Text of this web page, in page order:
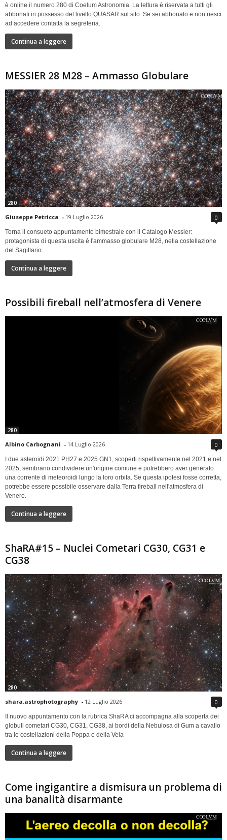
è online il numero 280 di Coelum Astronomia. La lettura è riservata a tutti gli
abbonati in possesso del livello QUASAR sul sito. Se sei abbonato e non riesci
ad accedere contatta la segreteria.
Continua a leggere
MESSIER 28 M28 – Ammasso Globulare
280
Giuseppe Petricca - 19 Luglio 2026 0
Torna il consueto appuntamento bimestrale con il Catalogo Messier:
protagonista di questa uscita è l'ammasso globulare M28, nella costellazione
del Sagittario.
Continua a leggere
Possibili fireball nell’atmosfera di Venere
280
Albino Carbognani - 14 Luglio 2026 0
I due asteroidi 2021 PH27 e 2025 GN1, scoperti rispettivamente nel 2021 e nel
2025, sembrano condividere un'origine comune e potrebbero aver generato
una corrente di meteoroidi lungo la loro orbita. Se questa ipotesi fosse corretta,
potrebbe essere possibile osservare dalla Terra fireball nell'atmosfera di
Venere.
Continua a leggere
ShaRA#15 – Nuclei Cometari CG30, CG31 e
CG38
280
shara.astrophotography - 12 Luglio 2026 0
Il nuovo appuntamento con la rubrica ShaRA ci accompagna alla scoperta dei
globuli cometari CG30, CG31, CG38, ai bordi della Nebulosa di Gum a cavallo
tra le costellazioni della Poppa e della Vela
Continua a leggere
Come ingigantire a dismisura un problema di
una banalità disarmante